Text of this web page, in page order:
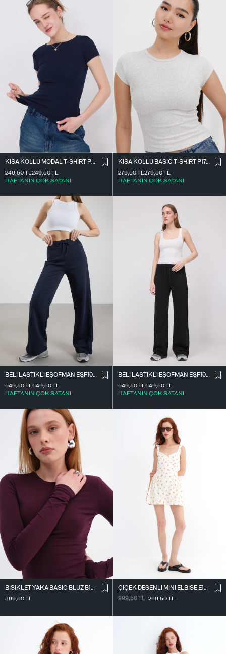
KISA KOLLU MODAL T-SHIRT P4298-S7
249,50TL
HAFTANIN ÇOK SATANI
249,50TL
KISA KOLLU BASIC T-SHIRT P1742-L10
279,50TL
HAFTANIN ÇOK SATANI
279,50TL
BELI LASTIKLI EŞOFMAN EŞF10308-P10
649,50TL
HAFTANIN ÇOK SATANI
649,50TL
BELI LASTIKLI EŞOFMAN EŞF10308-P10
649,50TL
HAFTANIN ÇOK SATANI
649,50TL
BISIKLET YAKA BASIC BLUZ B1496-DK2
399,50TL
ÇIÇEK DESENLI MINI ELBISE E18466
999,50TL 299,50TL